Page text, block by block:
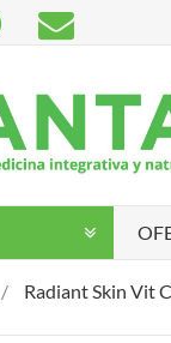
Radiant Skin Vit